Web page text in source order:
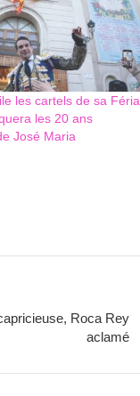
les cartels de sa Féria
les 20 ans
José Maria
Roca Rey
aclamé